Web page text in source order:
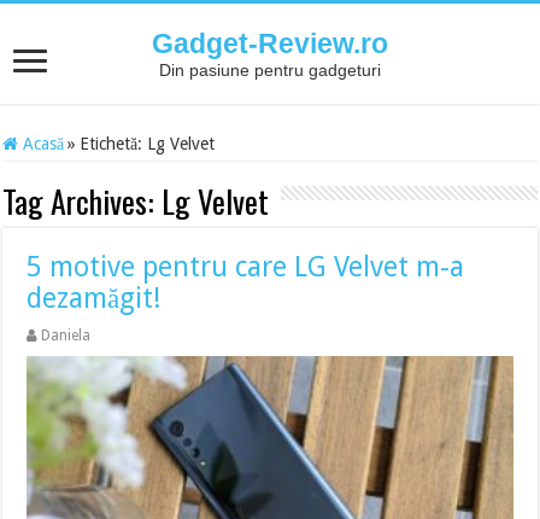
Gadget-Review.ro
Din pasiune pentru gadgeturi
Acasă » Etichetă: Lg Velvet
Tag Archives: Lg Velvet
5 motive pentru care LG Velvet m-a
dezamăgit!
Daniela